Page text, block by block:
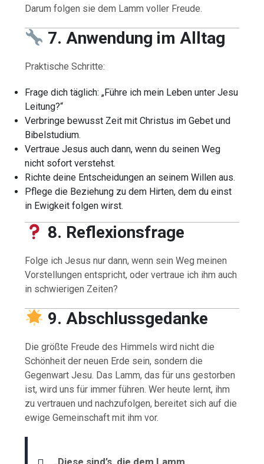
Darum folgen sie dem Lamm voller Freude.
7. Anwendung im Alltag
Praktische Schritte:
Frage dich täglich: „Führe ich mein Leben unter Jesu
Leitung?“
Verbringe bewusst Zeit mit Christus im Gebet und
Bibelstudium.
Vertraue Jesus auch dann, wenn du seinen Weg
nicht sofort verstehst.
Richte deine Entscheidungen an seinem Willen aus.
Pflege die Beziehung zu dem Hirten, dem du einst
in Ewigkeit folgen wirst.
8. Reflexionsfrage
Folge ich Jesus nur dann, wenn sein Weg meinen
Vorstellungen entspricht, oder vertraue ich ihm auch
in schwierigen Zeiten?
9. Abschlussgedanke
Die größte Freude des Himmels wird nicht die
Schönheit der neuen Erde sein, sondern die
Gegenwart Jesu. Das Lamm, das für uns gestorben
ist, wird uns für immer führen. Wer heute lernt, ihm
zu vertrauen und nachzufolgen, bereitet sich auf die
ewige Gemeinschaft mit ihm vor.
„Diese sind’s, die dem Lamm